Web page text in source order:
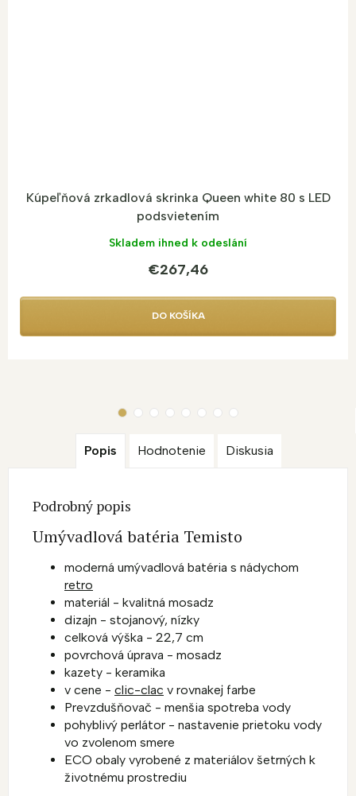
Kúpeľňová zrkadlová skrinka Queen white 80 s LED
podsvietením
Skladem ihned k odeslání
€267,46
DO KOŠÍKA
Popis Hodnotenie Diskusia
Podrobný popis
Umývadlová batéria Temisto
moderná umývadlová batéria s nádychom
retro
materiál - kvalitná mosadz
dizajn - stojanový, nízky
celková výška - 22,7 cm
povrchová úprava - mosadz
kazety - keramika
v cene - clic-clac v rovnakej farbe
Prevzdušňovač - menšia spotreba vody
pohyblivý perlátor - nastavenie prietoku vody
vo zvolenom smere
ECO obaly vyrobené z materiálov šetrných k
životnému prostrediu